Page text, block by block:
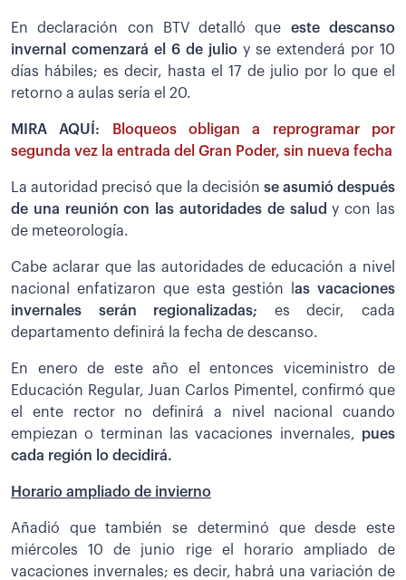
En declaración con BTV detalló que este descanso
invernal comenzará el 6 de julio y se extenderá por 10
días hábiles; es decir, hasta el 17 de julio por lo que el
retorno a aulas sería el 20.
MIRA AQUÍ:
Bloqueos obligan a reprogramar por
segunda vez la entrada del Gran Poder, sin nueva fecha
La autoridad precisó que la decisión se asumió después
de una reunión con las autoridades de saludy con las
de meteorología.
Cabe aclarar que las autoridades de educación a nivel
nacional enfatizaron que esta gestión las vacaciones
invernales serán regionalizadas; es decir, cada
departamento definirá la fecha de descanso.
En enero de este año el entonces viceministro de
Educación Regular, Juan Carlos Pimentel, confirmó que
el ente rector no definirá a nivel nacional cuando
empiezan o terminan las vacaciones invernales, pues
cada región lo decidirá.
Horario ampliado de invierno
Añadió que también se determinó que desde este
miércoles 10 de junio rige el horario ampliado de
vacaciones invernales; es decir, habrá una variación de